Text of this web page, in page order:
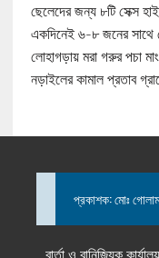
ছেলেদের জন্য ৮টি সেক্স
একদিনেই ৬-৮ জনের সাথে
লোহাগড়ায় মরা গরুর পচা
নড়াইলের কামাল প্রতাব
প্রকাশক: মোঃ